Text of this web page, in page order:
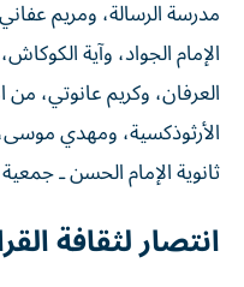
مدرسة الرسالة، ومريم
الإمام الجواد، وآية
العرفان، وكريم عانوتي،
الأرثوذكسية، ومهدي
ثانوية الإمام الحسن ـ
انتصار لثقافة